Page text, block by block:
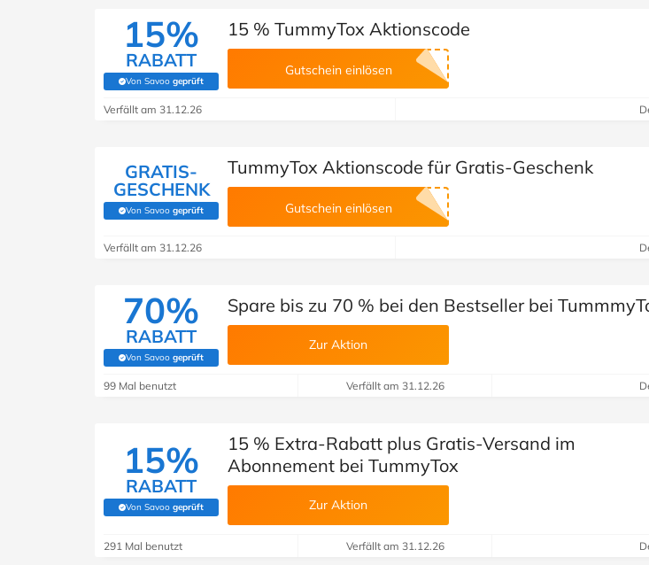
15%
RABATT
Von Savoo geprüft
(Von Savoo geprüft)
15 % TummyTox Aktionscode
Gutschein einlösen
Verfällt am 31.12.26
GRATIS-
GESCHENK
Von Savoo geprüft
(Von Savoo geprüft)
TummyTox Aktionscode für Gratis-Geschenk
Gutschein einlösen
Verfällt am 31.12.26
70%
RABATT
Von Savoo geprüft
(Von Savoo geprüft)
Spare bis zu 70 % bei den Bestseller bei
Zur Aktion
99 Mal benutzt Verfällt am 31.12.26
15%
RABATT
Von Savoo geprüft
(Von Savoo geprüft)
15 % Extra-Rabatt plus Gratis-Versand im
Abonnement bei TummyTox
Zur Aktion
291 Mal benutzt Verfällt am 31.12.26